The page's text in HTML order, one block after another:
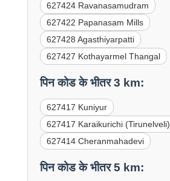
627424 Ravanasamudram
627422 Papanasam Mills
627428 Agasthiyarpatti
627427 Kothayarmel Thangal
पिन कोड के भीतर 3 km:
627417 Kuniyur
627417 Karaikurichi (Tirunelveli)
627414 Cheranmahadevi
पिन कोड के भीतर 5 km: